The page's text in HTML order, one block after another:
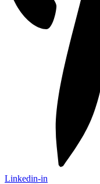
Linkedin-in